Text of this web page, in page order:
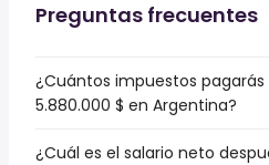
Preguntas frecuentes
¿Cuántos impuestos pagarás
5.880.000 $ en Argentina?
¿Cuál es el salario neto